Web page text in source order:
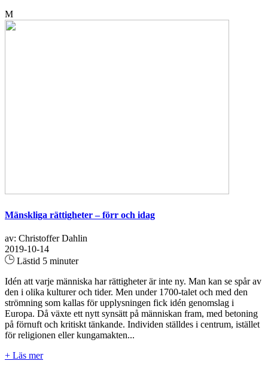
M
Mänskliga rättigheter – förr och idag
av: Christoffer Dahlin
2019-10-14
Lästid 5 minuter
Idén att varje människa har rättigheter är inte ny. Man kan se spår av
den i olika kulturer och tider. Men under 1700-talet och med den
strömning som kallas för upplysningen fick idén genomslag i
Europa. Då växte ett nytt synsätt på människan fram, med betoning
på förnuft och kritiskt tänkande. Individen ställdes i centrum, istället
för religionen eller kungamakten...
+ Läs mer